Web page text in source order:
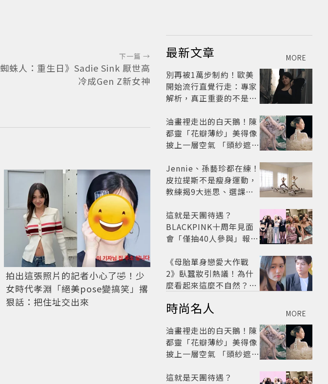
下一篇 →
蛛人：重生日》Sadie Sink 厭世高
冷成Gen Z新女神
拍出這張照片的記者小心了🤣！少
女時代孝淵「絕美pose變搞笑」撂
狠話：把住址交出來
最新文章 MORE
別再被1萬步制約！歐美
開始流行直覺行走：專家
解析，真正重要的不是步
油畫裡走出的白天鵝！陳
都靈「花瓣薄紗」美得像
披上一層空氣 「頭紗遮
太仙
Jennie、孫藝珍都在練！
皮拉提斯不是瘦身運動，
教練揭9大迷思、選課真
這就是天團待遇？
BLACKPINK十周年見面
會「僅抽40人參與」報名
怒了😡
《母胎單身戀愛大作戰
2》臥蠶妝引熱議！為什
麼看起來這麼不自然？彩
時尚名人 MORE
油畫裡走出的白天鵝！陳
都靈「花瓣薄紗」美得像
披上一層空氣 「頭紗遮
太仙
這就是天團待遇？